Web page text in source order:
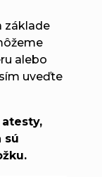
základe
alebo
uveďte
sú